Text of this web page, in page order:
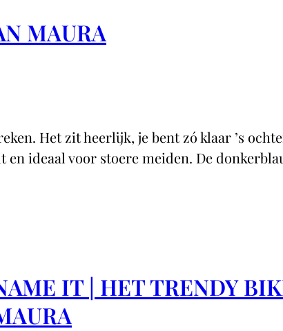
MAURA
Het zit heerlijk, je bent zó klaar ’s
en ideaal voor stoere meiden. De
IT | HET TRENDY